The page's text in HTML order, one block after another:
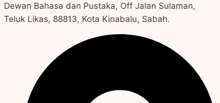
Dewan Bahasa dan Pustaka, Off Jalan Sulaman,
Teluk Likas, 88813, Kota Kinabalu, Sabah.